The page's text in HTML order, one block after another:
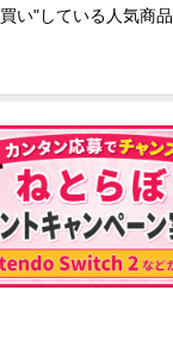
買い"している人気商品